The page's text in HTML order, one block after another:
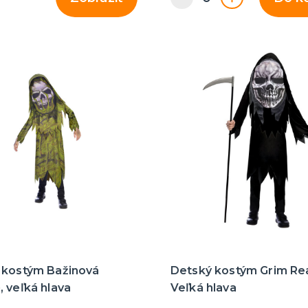
Bažinová
veľká hlava
Detský kostým Grim
Veľká hlava